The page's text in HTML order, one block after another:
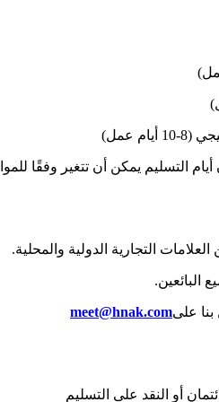
عمل)
أيام التسليم يمكن أن تتغير وفقًا
التجارية الدولية والمحلية.
البائعين.
بنا علىmeet@hnak.com
أو النقد على التسليم